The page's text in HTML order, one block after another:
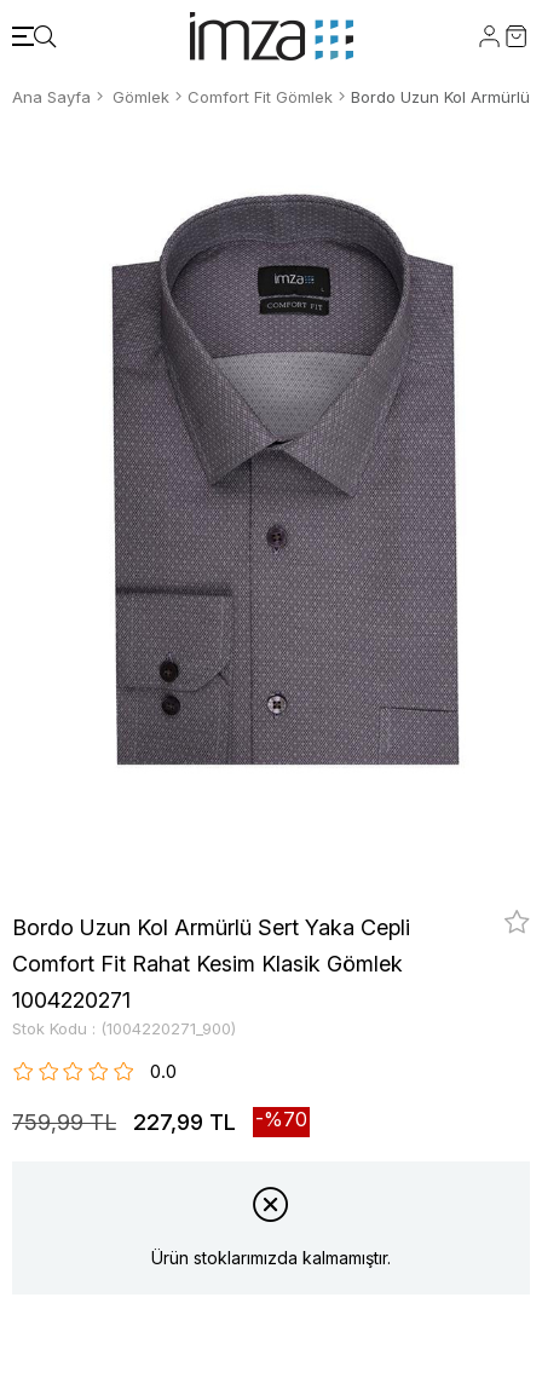
Ana Sayfa Gömlek Comfort Fit Gömlek
Bordo Uzun Kol Armürlü Sert Yaka Cepli
Comfort Fit Rahat Kesim Klasik Gömlek
1004220271
Stok Kodu (1004220271_900)
0.0
759,99 TL 227,99 TL 70
Ürün stoklarımızda kalmamıştır.